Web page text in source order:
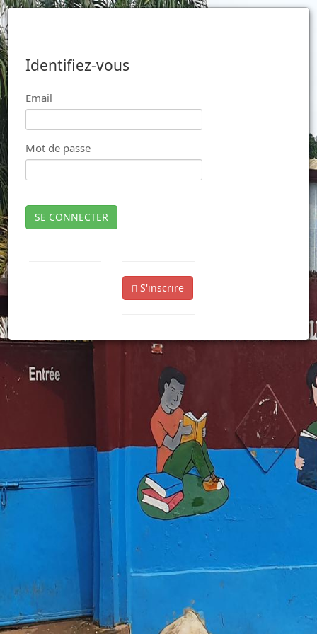
Identifiez-vous
Email
Mot de passe
SE CONNECTER
S'inscrire